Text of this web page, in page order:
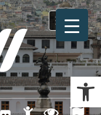
Toggle